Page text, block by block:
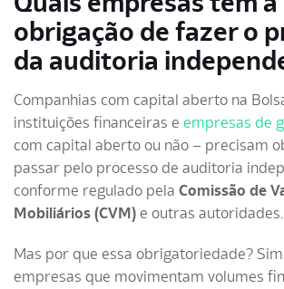
obrigação de fazer o
da auditoria
Companhias com capital aberto na
instituições financeiras e empresas de
com capital aberto ou não – precisam
passar pelo processo de auditoria
conforme regulado pela Comissão de
Mobiliários (CVM) e outras autoridades.
Mas por que essa obrigatoriedade?
empresas que movimentam volumes